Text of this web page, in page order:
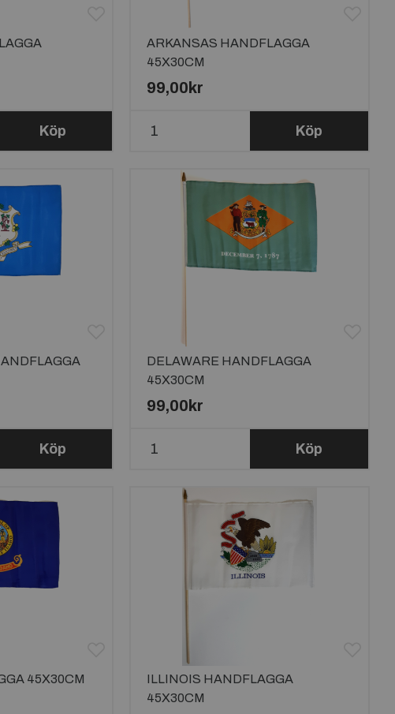
Köp
ARKANSAS HANDFLAGGA
45X30CM
99,00kr
Köp
Köp
DELAWARE HANDFLAGGA
45X30CM
99,00kr
Köp
45X30CM
ILLINOIS HANDFLAGGA
45X30CM